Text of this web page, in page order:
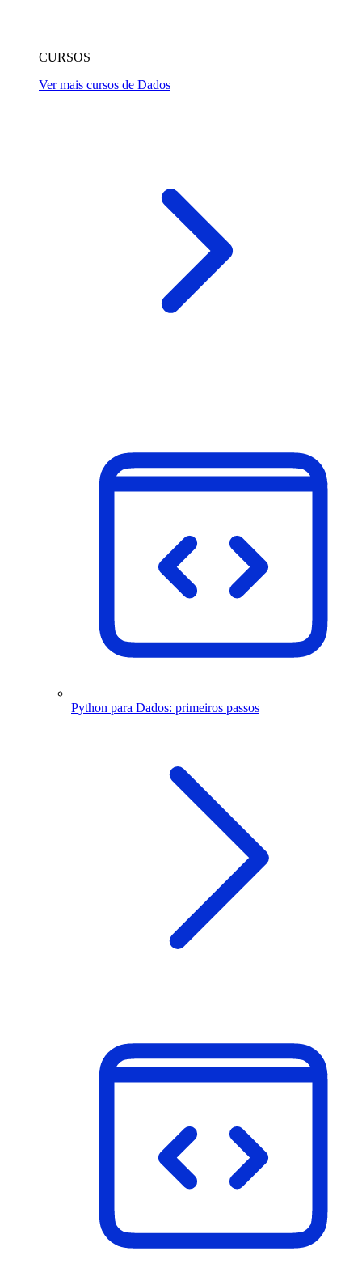
CURSOS
Ver mais cursos de Dados
Python para Dados: primeiros passos